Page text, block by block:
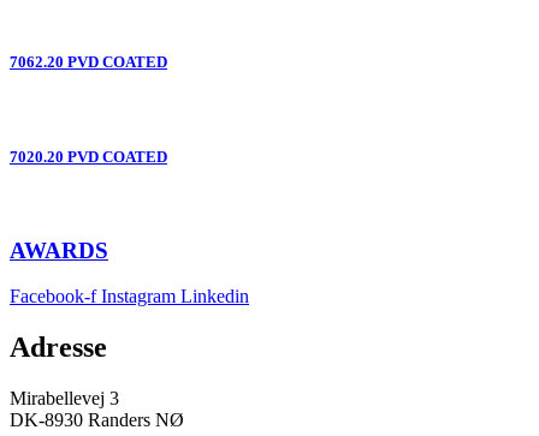
7062.20 PVD COATED
7020.20 PVD COATED
AWARDS
Facebook-f Instagram Linkedin
Adresse
Mirabellevej 3
DK-8930 Randers NØ